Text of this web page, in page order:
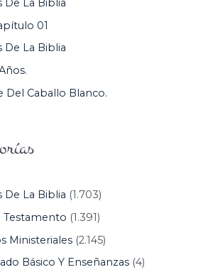
De La Biblia
01
De La Biblia
Del Caballo Blanco.
De La Biblia (1.703)
Testamento (1.391)
Ministeriales(2.145)
Básico Y Enseñanzas(4)